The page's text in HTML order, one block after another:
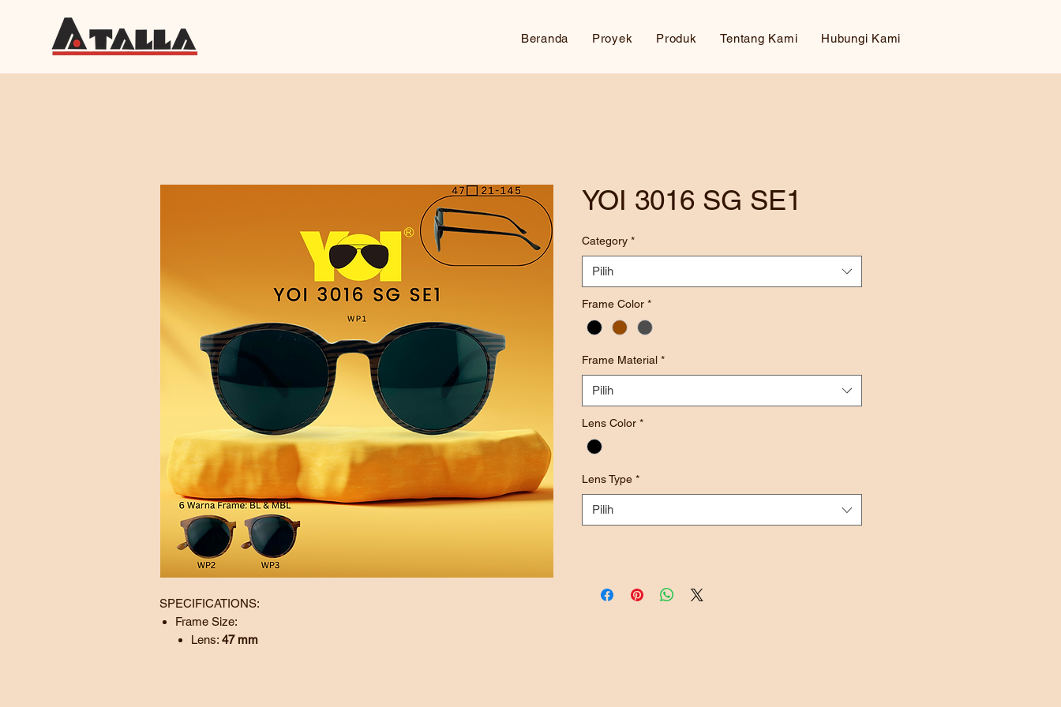
Beranda Proyek Produk Tentang Kami Hubungi Kami
SPECIFICATIONS:
Frame Size:
Lens: 47mm
YOI 3016 SG SE1
Category *
Pilih
Frame Color *
Frame Material *
Pilih
Lens Color *
Lens Type *
Pilih